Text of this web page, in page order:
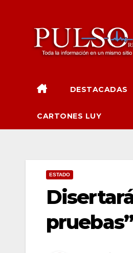
DESTACADAS
CARTONES LUY
ESTADO